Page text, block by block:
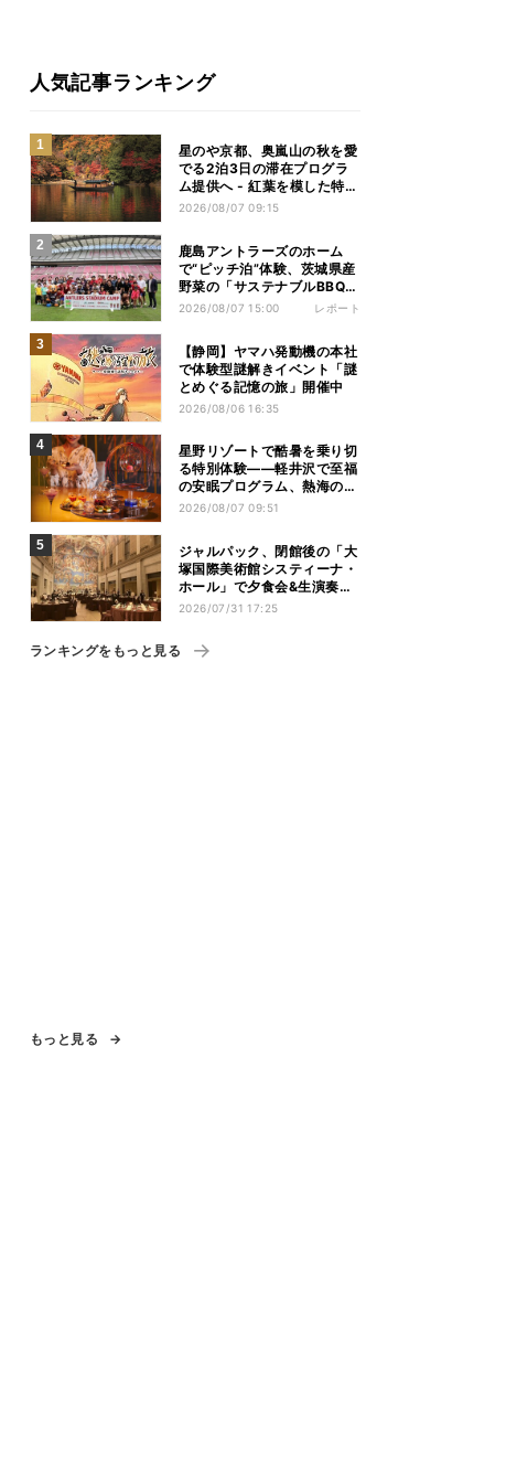
人気記事ランキング
星のや京都、奥嵐山の秋を愛
でる2泊3日の滞在プログラ
ム提供へ - 紅葉を模した特別
料理、舟遊び、オオモミジの
2026/08/07 09:15
鹿島アントラーズのホーム
で“ピッチ泊”体験、茨城県産
野菜の「サステナブルBBQ」
も楽しむ特別キャンプ
2026/08/07 15:00 レポート
【静岡】ヤマハ発動機の本社
で体験型謎解きイベント「謎
とめぐる記憶の旅」開催中
2026/08/06 16:35
星野リゾートで酷暑を乗り切
る特別体験——軽井沢で至福
の安眠プログラム、熱海の花
火や北海道トマムのとうきび
2026/08/07 09:51
ジャルパック、閉館後の「大
塚国際美術館システィーナ・
ホール」で夕食会&生演奏を
楽しむツアーを販売 – 徳島を
2026/07/31 17:25
ランキングをもっと見る
もっと見る